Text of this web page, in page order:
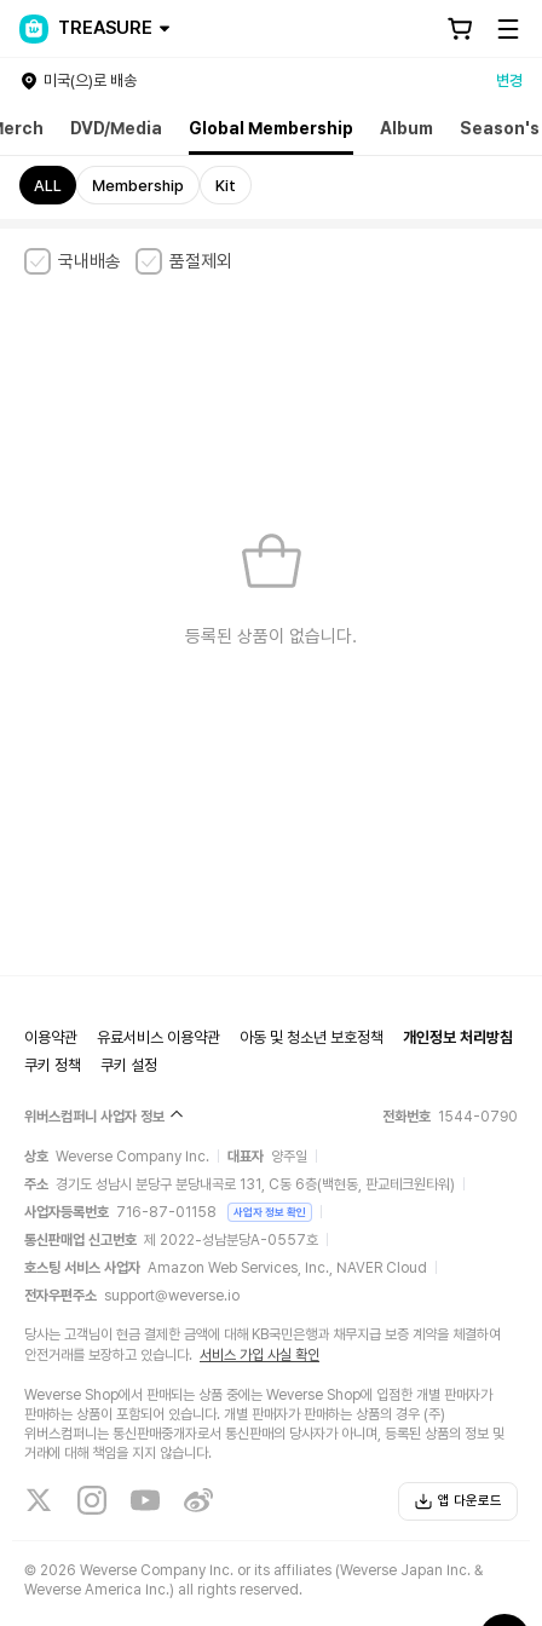
TREASURE
미국(으)로 배송 변경
DVD/Media Global Membership Album
ALL Membership Kit
국내배송 품절제외
등록된 상품이 없습니다.
이용약관 유료서비스 이용약관 아동 및 청소년 보호정책
개인정보 처리방침
쿠키 정책
쿠키 설정
위버스컴퍼니 사업자 정보 전화번호 1544-0790
상호 Weverse Company Inc. 대표자 양주일
주소 경기도 성남시 분당구 분당내곡로 131, C동 6층(백현동, 판교테크원타워)
사업자등록번호 716-87-01158 사업자 정보 확인
통신판매업 신고번호 제 2022-성남분당A-0557호
호스팅 서비스 사업자 Amazon Web Services, Inc., NAVER Cloud
전자우편주소 support@weverse.io
당사는 고객님이 현금 결제한 금액에 대해 KB국민은행과 채무지급 보증 계약을 체결하여
안전거래를 보장하고 있습니다. 서비스 가입 사실 확인
Weverse Shop에서 판매되는 상품 중에는 Weverse Shop에 입점한 개별 판매자가
판매하는 상품이 포함되어 있습니다. 개별 판매자가 판매하는 상품의 경우 (주)
위버스컴퍼니는 통신판매중개자로서 통신판매의 당사자가 아니며, 등록된 상품의 정보 및
거래에 대해 책임을 지지 않습니다.
앱 다운로드
© 2026 Weverse Company Inc. or its affiliates (Weverse Japan Inc. &
Weverse America Inc.) all rights reserved.